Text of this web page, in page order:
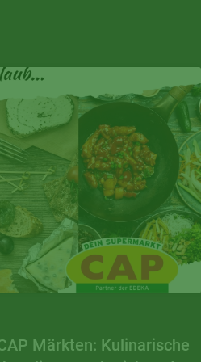
Märkten: Kulinarische